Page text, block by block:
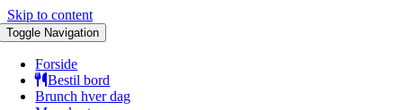
Skip to content
Toggle Navigation
Forside
Bestil bord
Brunch hver dag